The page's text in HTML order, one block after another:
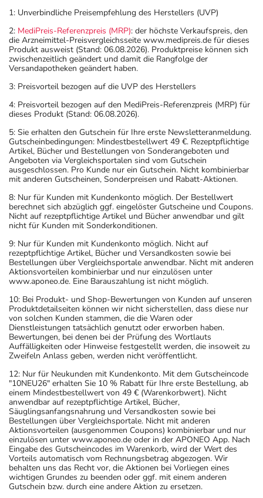
1: Unverbindliche Preisempfehlung des Herstellers (UVP)
2: MediPreis-Referenzpreis (MRP): der höchste Verkaufspreis, den
die Arzneimittel-Preisvergleichsseite www.medipreis.de für dieses
Produkt ausweist (Stand: 06.08.2026). Produktpreise können sich
zwischenzeitlich geändert und damit die Rangfolge der
Versandapotheken geändert haben.
3: Preisvorteil bezogen auf die UVP des Herstellers
4: Preisvorteil bezogen auf den MediPreis-Referenzpreis (MRP) für
dieses Produkt (Stand: 06.08.2026).
5: Sie erhalten den Gutschein für Ihre erste Newsletteranmeldung.
Gutscheinbedingungen: Mindestbestellwert 49 €. Rezeptpflichtige
Artikel, Bücher und Bestellungen von Sonderangeboten und
Angeboten via Vergleichsportalen sind vom Gutschein
ausgeschlossen. Pro Kunde nur ein Gutschein. Nicht kombinierbar
mit anderen Gutscheinen, Sonderpreisen und Rabatt-Aktionen.
8: Nur für Kunden mit Kundenkonto möglich. Der Bestellwert
berechnet sich abzüglich ggf. eingelöster Gutscheine und Coupons.
Nicht auf rezeptpflichtige Artikel und Bücher anwendbar und gilt
nicht für Kunden mit Sonderkonditionen.
9: Nur für Kunden mit Kundenkonto möglich. Nicht auf
rezeptpflichtige Artikel, Bücher und Versandkosten sowie bei
Bestellungen über Vergleichsportale anwendbar. Nicht mit anderen
Aktionsvorteilen kombinierbar und nur einzulösen unter
www.aponeo.de. Eine Barauszahlung ist nicht möglich.
10: Bei Produkt- und Shop-Bewertungen von Kunden auf unseren
Produktdetailseiten können wir nicht sicherstellen, dass diese nur
von solchen Kunden stammen, die die Waren oder
Dienstleistungen tatsächlich genutzt oder erworben haben.
Bewertungen, bei denen bei der Prüfung des Wortlauts
Auffälligkeiten oder Hinweise festgestellt werden, die insoweit zu
Zweifeln Anlass geben, werden nicht veröffentlicht.
12: Nur für Neukunden mit Kundenkonto. Mit dem Gutscheincode
"10NEU26" erhalten Sie 10 % Rabatt für Ihre erste Bestellung, ab
einem Mindestbestellwert von 49 € (Warenkorbwert). Nicht
anwendbar auf rezeptpflichtige Artikel, Bücher,
Säuglingsanfangsnahrung und Versandkosten sowie bei
Bestellungen über Vergleichsportale. Nicht mit anderen
Aktionsvorteilen (ausgenommen Coupons) kombinierbar und nur
einzulösen unter www.aponeo.de oder in der APONEO App. Nach
Eingabe des Gutscheincodes im Warenkorb, wird der Wert des
Vorteils automatisch vom Rechnungsbetrag abgezogen. Wir
behalten uns das Recht vor, die Aktionen bei Vorliegen eines
wichtigen Grundes zu beenden oder ggf. mit einem anderen
Gutschein bzw. durch eine andere Aktion zu ersetzen.